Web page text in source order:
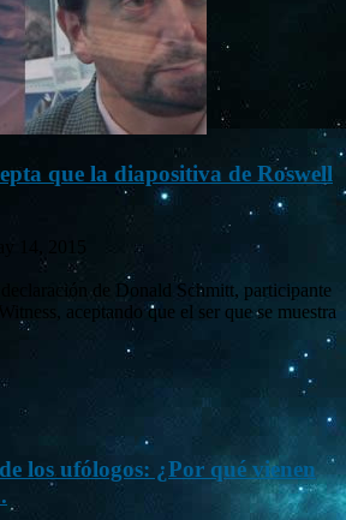
que la diapositiva de Roswell
de Donald Schmitt, participante
aceptando que el ser que se muestra
los ufólogos: ¿Por qué vienen